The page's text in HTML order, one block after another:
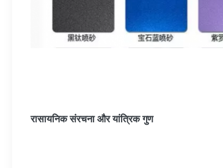
रासायनिक संरचना और यांत्रिक गुण